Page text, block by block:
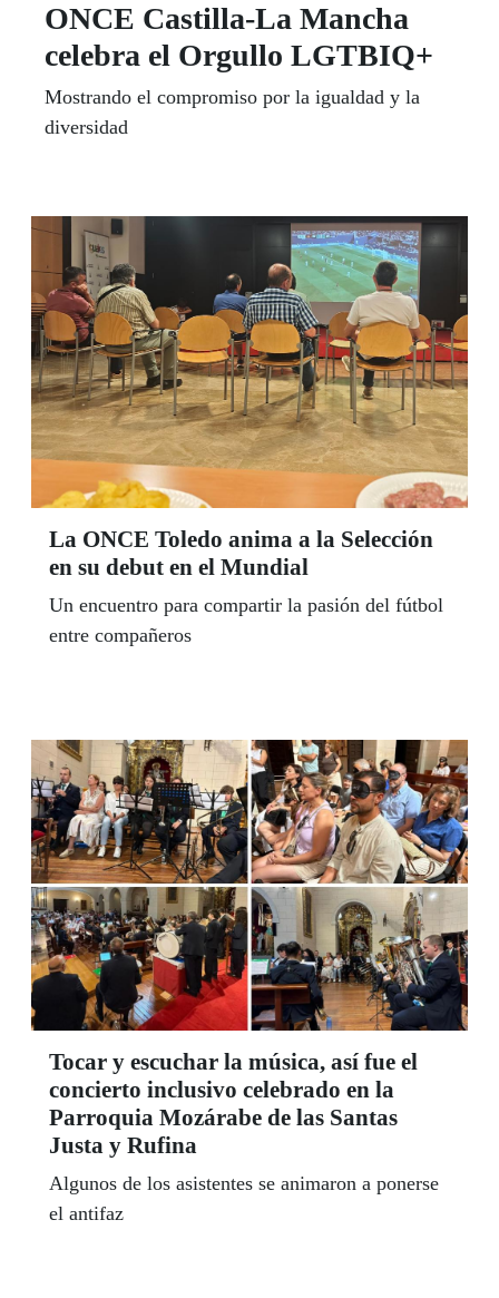
ONCE Castilla-La Mancha
celebra el Orgullo LGTBIQ+
Mostrando el compromiso por la igualdad y la
diversidad
La ONCE Toledo anima a la Selección
en su debut en el Mundial
Un encuentro para compartir la pasión del fútbol
entre compañeros
Tocar y escuchar la música, así fue el
concierto inclusivo celebrado en la
Parroquia Mozárabe de las Santas
Justa y Rufina
Algunos de los asistentes se animaron a ponerse
el antifaz